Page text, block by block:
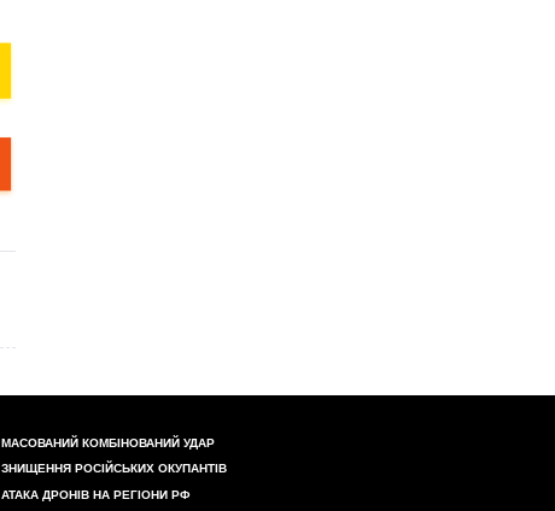
МАСОВАНИЙ КОМБІНОВАНИЙ УДАР
ЗНИЩЕННЯ РОСІЙСЬКИХ ОКУПАНТІВ
АТАКА ДРОНІВ НА РЕГІОНИ РФ